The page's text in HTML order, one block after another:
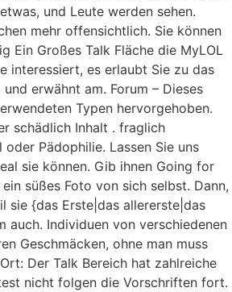
und Leute werden sehen.
mehr offensichtlich. Sie können
Ein Großes Talk Fläche die MyLOL
interessiert, es erlaubt Sie zu das
erwähnt am. Forum – Dieses
Typen hervorgehoben.
schädlich Inhalt . fraglich
Pädophilie. Lassen Sie uns
sie können. Gib ihnen Going for
süßes Foto von sich selbst. Dann,
sie {das Erste|das allererste|das
auch. Individuen von verschiedenen
Geschmäcken, ohne man muss
Der Talk Bereich hat zahlreiche
nicht folgen die Vorschriften fort.